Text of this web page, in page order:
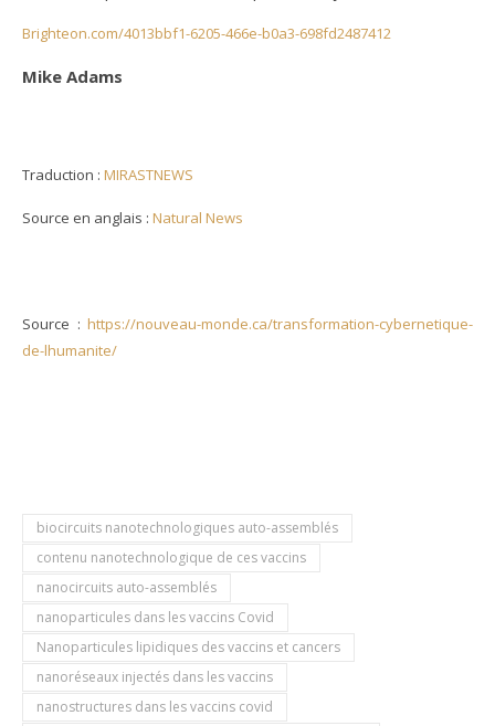
Brighteon.com/4013bbf1-6205-466e-b0a3-698fd2487412
Mike Adams
Traduction : MIRASTNEWS
Source en anglais : Natural News
Source : https://nouveau-monde.ca/transformation-cybernetique-
de-lhumanite/
biocircuits nanotechnologiques auto-assemblés
contenu nanotechnologique de ces vaccins
nanocircuits auto-assemblés
nanoparticules dans les vaccins Covid
Nanoparticules lipidiques des vaccins et cancers
nanoréseaux injectés dans les vaccins
nanostructures dans les vaccins covid